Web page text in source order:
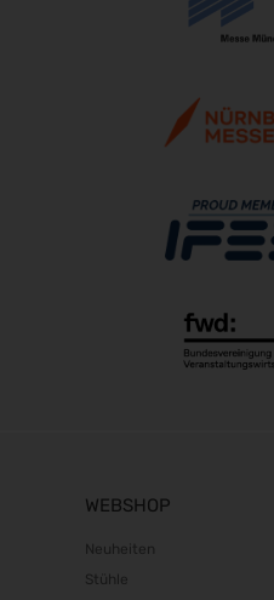
WEBSHOP
Neuheiten
Stühle